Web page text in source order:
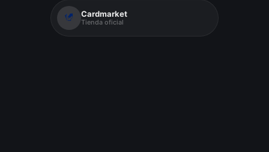
Cardmarket
Tienda oficial